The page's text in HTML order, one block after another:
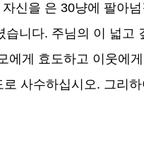
신을 은 30냥에 팔아
습니다. 주님의 이 넓고
에게 효도하고 이웃에
로 사수하십시오. 그리